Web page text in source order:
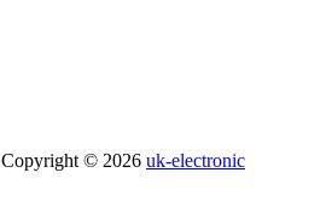
Copyright © 2026 uk-electronic